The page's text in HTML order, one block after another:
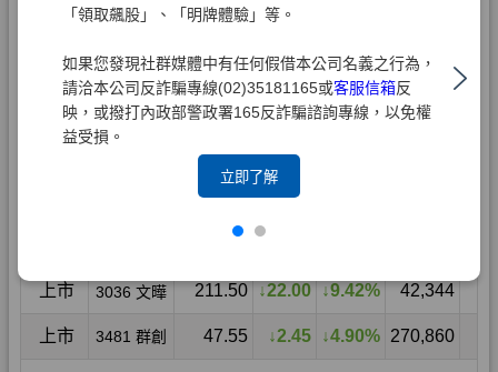
「領取飆股」、「明牌體驗」等。
如果您發現社群媒體中有任何假借本公司名義之行為，
請洽本公司反詐騙專線(02)35181165或客服信箱反
映，或撥打內政部警政署165反詐騙諮詢專線，以免權
益受損。
立即了解